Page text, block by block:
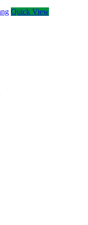
Quick View